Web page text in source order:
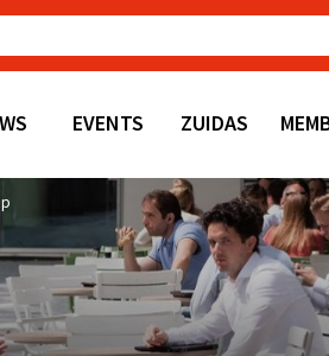
EVENTS ZUIDAS